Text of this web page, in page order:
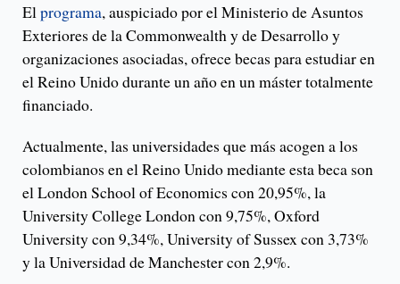
Elprograma, auspiciado por el Ministerio de Asuntos
Exteriores de la Commonwealth y de Desarrollo y
organizaciones asociadas, ofrece becas para estudiar en
el Reino Unido durante un año en un máster totalmente
financiado.
Actualmente, las universidades que más acogen a los
colombianos en el Reino Unido mediante esta beca son
el London School of Economics con 20,95%, la
University College London con 9,75%, Oxford
University con 9,34%, University of Sussex con 3,73%
y la Universidad de Manchester con 2,9%.